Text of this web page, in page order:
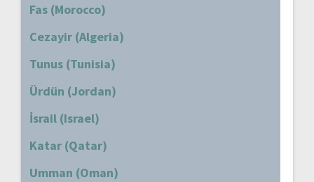
Fas (Morocco)
Cezayir (Algeria)
Tunus (Tunisia)
Ürdün (Jordan)
İsrail (Israel)
Katar (Qatar)
Umman (Oman)